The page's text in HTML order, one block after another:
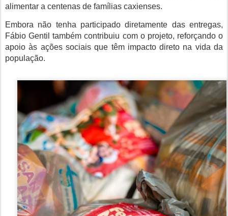
alimentar a centenas de famílias caxienses.
Embora não tenha participado diretamente das entregas,
Fábio Gentil também contribuiu com o projeto, reforçando o
apoio às ações sociais que têm impacto direto na vida da
população.